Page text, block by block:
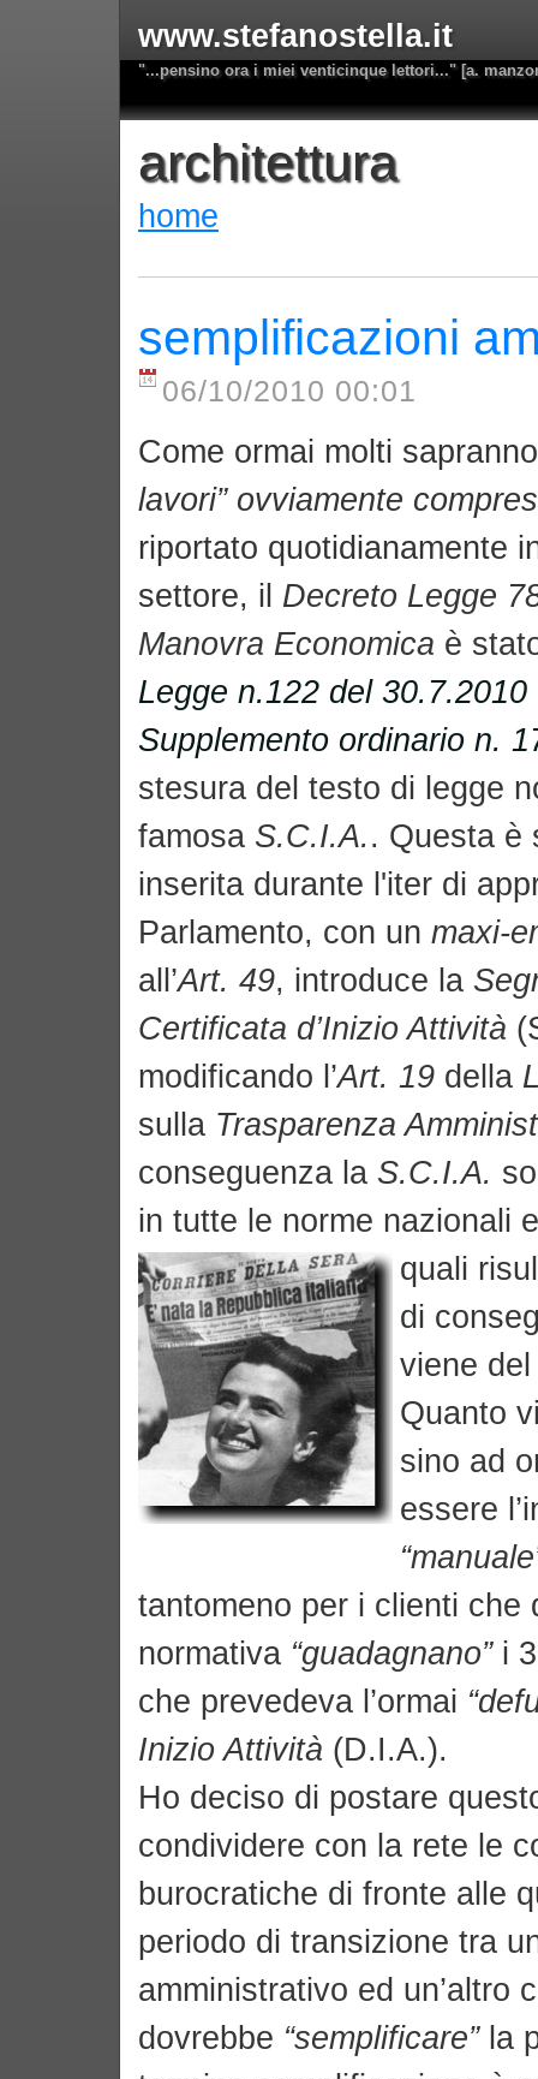
www.stefanostella.it
"...pensino ora i miei venticinque lettori..." [a.
architettura
home
semplificazioni
06/10/2010 00:01
Come ormai molti
lavori” ovviamente
riportato quotidianamente
settore, il Decreto Legge
Manovra Economica è
Legge n.122 del 30.7.2010
Supplemento ordinario n.
stesura del testo di legge
famosa S.C.I.A.. Questa è
inserita durante l'iter di
Parlamento, con un maxi-
all’Art. 49, introduce la
Certificata d’Inizio Attività
modificando l’Art. 19 della
sulla Trasparenza
conseguenza la S.C.I.A.
in tutte le norme nazionali
quali
di
viene
Quanto
sino ad
essere
tantomeno per i clienti che
normativa “guadagnano”i
che prevedeva l’ormai
Inizio Attività (D.I.A.).
Ho deciso di postare
condividere con la rete le
burocratiche di fronte alle
periodo di transizione tra
amministrativo ed un’altro
dovrebbe “semplificare” la